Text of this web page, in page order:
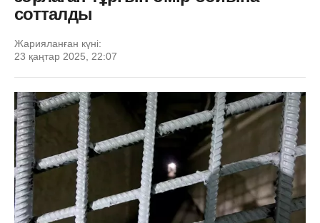
сотталды
Жарияланған күні:
23 қаңтар 2025, 22:07